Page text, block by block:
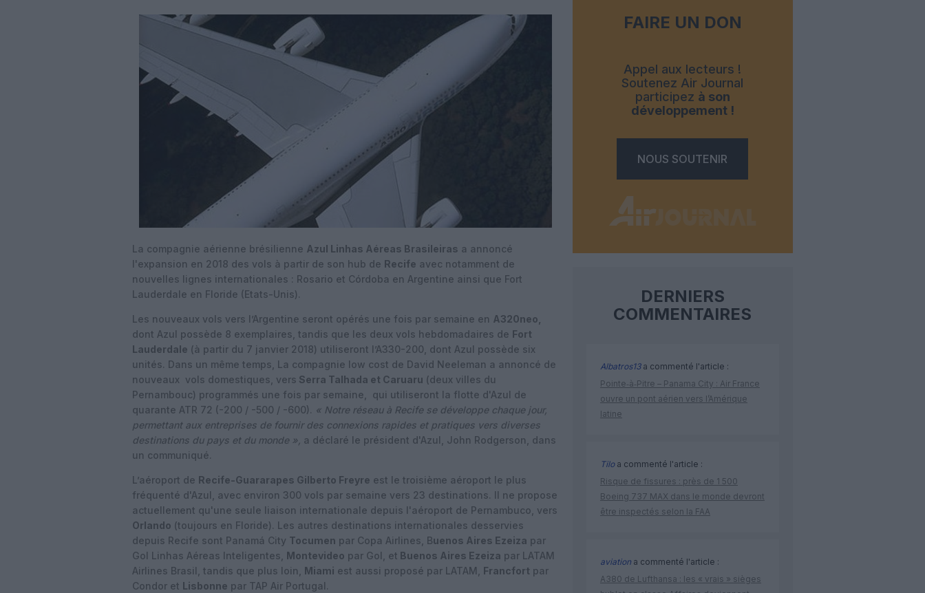
La compagnie aérienne brésilienne Azul Linhas Aéreas Brasileiras a annoncé
l'expansion en 2018 des vols à partir de son hub de Recife avec notamment de
nouvelles lignes internationales : Rosario et Córdoba en Argentine ainsi que Fort
Lauderdale en Floride (Etats-Unis).
Les nouveaux vols vers l’Argentine seront opérés une fois par semaine en A320neo,
dont Azul possède 8 exemplaires, tandis que les deux vols hebdomadaires de Fort
Lauderdale (à partir du 7 janvier 2018) utiliseront l’A330-200, dont Azul possède six
unités. Dans un même temps, La compagnie low cost de David Neeleman a annoncé de
nouveaux vols domestiques, vers Serra Talhada et Caruaru (deux villes du
Pernambouc) programmés une fois par semaine,
qui utiliseront la flotte d'Azul de
quarante ATR 72 (-200 / -500 / -600). « Notre réseau à Recife se développe chaque jour,
permettant aux entreprises de fournir des connexions rapides et pratiques vers diverses
destinations du pays et du monde », a déclaré le président d'Azul, John Rodgerson, dans
un communiqué.
L’aéroport de Recife-Guararapes Gilberto Freyre est le troisième aéroport le plus
fréquenté d'Azul, avec environ 300 vols par semaine vers 23 destinations. Il ne propose
actuellement qu'une seule liaison internationale depuis l'aéroport de Pernambuco, vers
Orlando (toujours en Floride). Les autres destinations internationales desservies
depuis Recife sont Panamá City Tocumen par Copa Airlines, Buenos Aires Ezeiza par
Gol Linhas Aéreas Inteligentes, Montevideo par Gol, et Buenos Aires Ezeiza par LATAM
Airlines Brasil, tandis que plus loin, Miami est aussi proposé par LATAM, Francfort par
Condor et Lisbonne par TAP Air Portugal.
FAIRE UN DON
Appel aux lecteurs !
Soutenez Air Journal
participez à son
développement !
NOUS SOUTENIR
DERNIERS
COMMENTAIRES
Albatros13a commenté l'article :
Pointe‑à‑Pitre – Panama City : Air France
ouvre un pont aérien vers l’Amérique
latine
Tiloa commenté l'article :
Risque de fissures : près de 1 500
Boeing 737 MAX dans le monde devront
être inspectés selon la FAA
aviation a commenté l'article :
A380 de Lufthansa : les « vrais » sièges